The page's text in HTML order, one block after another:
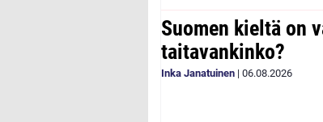
Suomen kieltä on
taitavankinko?
Inka Janatuinen | 06.08.2026